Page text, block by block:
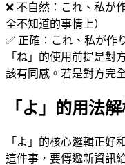
❌ 不自然：これ、私が
全不知道的事情上）
✅ 正確：これ、私が作
「ね」的使用前提是對
該有同感。若是對方完
「よ」的用法
「よ」的核心邏輯正好
這件事，要傳遞新資訊